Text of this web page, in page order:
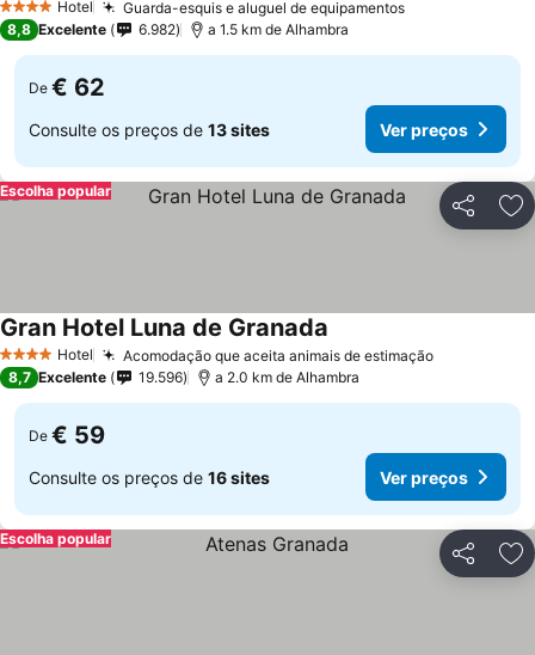
4 EstrelasHotel Guarda-esquis e aluguel de equipamentos
8,8 Excelente 6.982 a 1.5 km de Alhambra
De € 62
Consulte os preços de 13 sites Ver preços
Partilhar
Escolha popular
4 EstrelasHotel Acomodação que aceita animais de estimação
Gran Hotel Luna de Granada
8,7 Excelente 19.596 a 2.0 km de Alhambra
De € 59
Consulte os preços de 16 sites Ver preços
Partilhar
Escolha popular